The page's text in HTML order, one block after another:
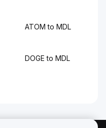
ATOM to MDL
DOGE to MDL